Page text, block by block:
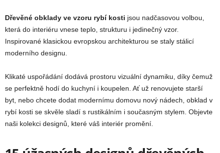
Dřevěné obklady ve vzoru rybí kosti jsou nadčasovou volbou,
která do interiéru vnese teplo, strukturu i jedinečný vzor.
Inspirované klasickou evropskou architekturou se staly stálicí
moderního designu.
Klikaté uspořádání dodává prostoru vizuální dynamiku, díky čemuž
se perfektně hodí do kuchyní i koupelen. Ať už renovujete starší
byt, nebo chcete dodat modernímu domovu nový nádech, obklad v
rybí kosti se skvěle sladí s rustikálním i současným stylem. Objevte
naši kolekci designů, které váš interiér promění.